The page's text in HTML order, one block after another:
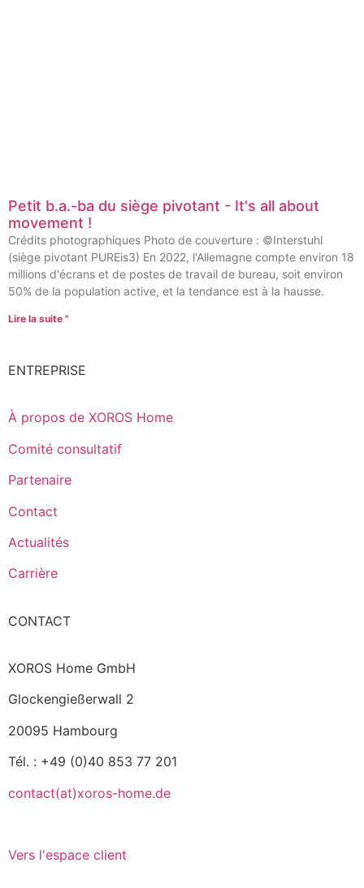
Petit b.a.-ba du siège pivotant - It's all about
movement !
Crédits photographiques Photo de couverture : ©Interstuhl
(siège pivotant PUREis3) En 2022, l'Allemagne compte environ 18
millions d'écrans et de postes de travail de bureau, soit environ
50% de la population active, et la tendance est à la hausse.
Lire la suite "
ENTREPRISE
À propos de XOROS Home
Comité consultatif
Partenaire
Contact
Actualités
Carrière
CONTACT
XOROS Home GmbH
Glockengießerwall 2
20095 Hambourg
Tél. : +49 (0)40 853 77 201
contact(at)xoros-home.de
Vers l'espace client